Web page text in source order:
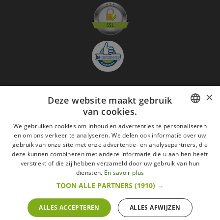
Aanmelden nieuwsbrief
GO
Ik ga akkoord metde Wettelijke vermeldingen
Alle merken
Algemene verkoopsvoorwaarden
Wettelijke vermeldingen
withdrawal rights
Veelgestelde vragen
Alle rechten voorbehouden ©2015 Les Secrets du Chef/Alle prijzen op deze website
zijn met alle belastingen inbegrepen.
De Belgische wetgeving van 6 april 2010 geeft de consument het recht om binnen 14
werkdagen op een aankoop terug te komen.
FRENCH
ENGLISH
×
Deze website maakt gebruik
van cookies.
We gebruiken cookies om inhoud en advertenties te personaliseren
en om ons verkeer te analyseren. We delen ook informatie over uw
gebruik van onze site met onze advertentie- en analysepartners, die
deze kunnen combineren met andere informatie die u aan hen heeft
verstrekt of die zij hebben verzameld door uw gebruik van hun
diensten. En savoir plus
TOON ALLE PARTNERS (1910) →
ALLES ACCEPTEREN ALLES AFWIJZEN